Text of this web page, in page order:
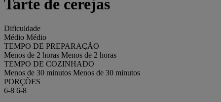
Tarte de cerejas
Dificuldade
Médio Médio
TEMPO DE PREPARAÇÃO
Menos de 2 horas Menos de 2 horas
TEMPO DE COZINHADO
Menos de 30 minutos Menos de 30 minutos
PORÇÕES
6-8 6-8